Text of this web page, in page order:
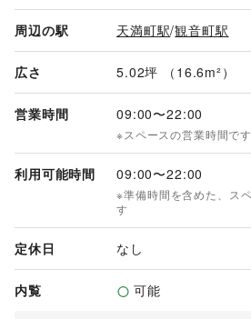
周辺の駅 天満町駅/観音町駅
広さ 5.02坪 （16.6m²）
営業時間 09:00〜22:00
※スペースの営業時間です
利用可能時間 09:00〜22:00
※準備時間を含めた、ス
す
定休日 なし
内覧 可能